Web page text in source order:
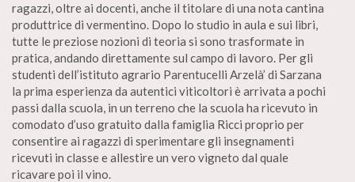
ragazzi, oltre ai docenti, anche il titolare di una nota cantina
produttrice di vermentino. Dopo lo studio in aula e sui libri,
tutte le preziose nozioni di teoria si sono trasformate in
pratica, andando direttamente sul campo di lavoro. Per gli
studenti dell’istituto agrario Parentucelli Arzelà’ di Sarzana
la prima esperienza da autentici viticoltori è arrivata a pochi
passi dalla scuola, in un terreno che la scuola ha ricevuto in
comodato d’uso gratuito dalla famiglia Ricci proprio per
consentire ai ragazzi di sperimentare gli insegnamenti
ricevuti in classe e allestire un vero vigneto dal quale
ricavare poi il vino.